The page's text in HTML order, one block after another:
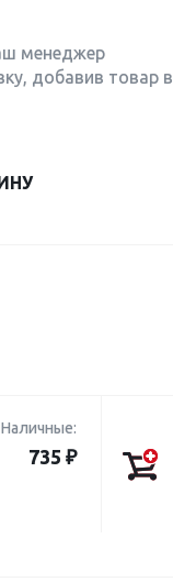
менеджер
добавив товар в
Наличные:
735 ₽